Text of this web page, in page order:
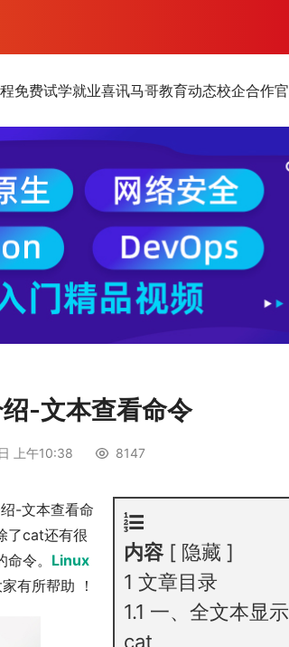
免费试学就业喜讯马哥教育动态校企合作
-文本查看命令
上午10:38 8147
内容
隐藏
1 文章目录
1.1 一、全文本显
cat
-文本查看命
了cat还有很
令。 Linux
有所帮助 ！